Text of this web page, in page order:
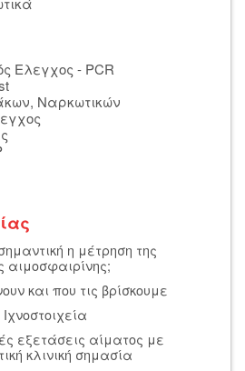
Ελεγχος - PCR
Ναρκωτικών
η μέτρηση της
αιμοσφαιρίνης;
και που τις βρίσκουμε
εξετάσεις αίματος με
κλινική σημασία